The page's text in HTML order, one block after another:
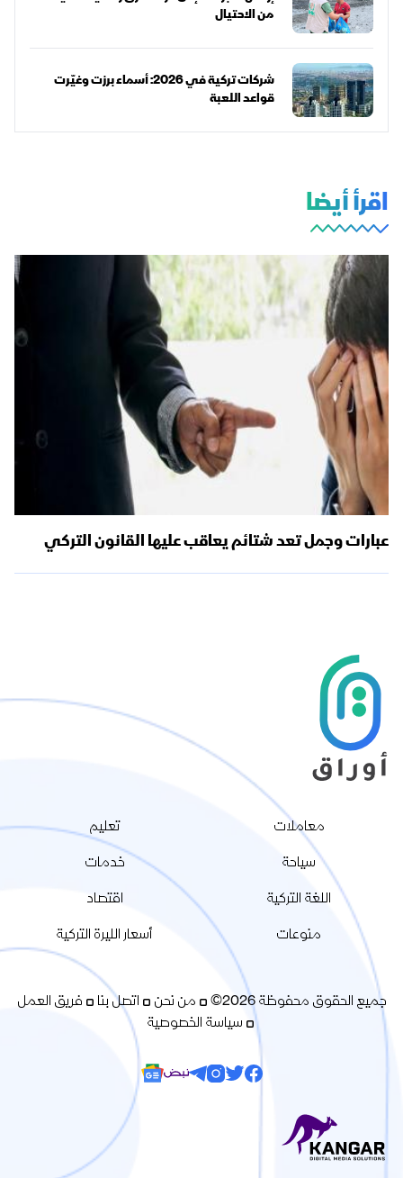
من الاحتيال
شركات تركية في 2026: أسماء برزت وغيّرت
قواعد اللعبة
اقرأ أيضا
عبارات وجمل تعد شتائم يعاقب عليها القانون التركي
معاملات
تعليم
سياحة
خدمات
اللغة التركية
اقتصاد
منوعات
أسعار الليرة التركية
جميع الحقوق محفوظة 2026© من نحن اتصل بنا
فريق العمل
سياسة الخصوصية